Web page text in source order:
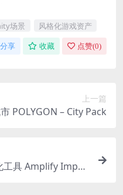
场景 风格化游戏资产
分享 收藏 点赞(0)
上一篇
POLYGON – City Pack
工具 Amplify Impos